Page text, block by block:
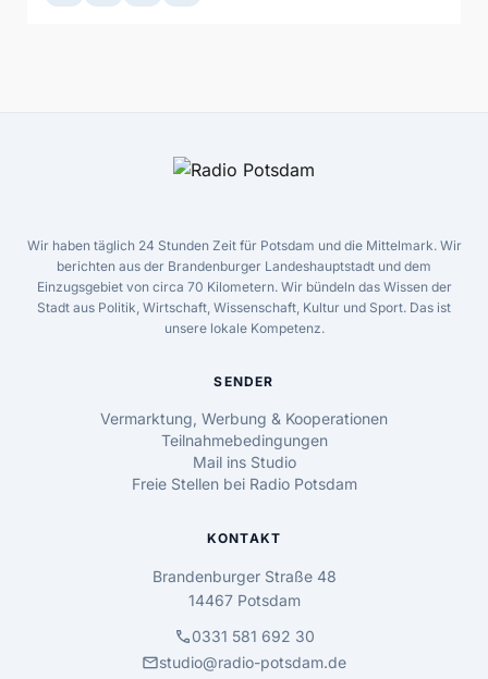
Wir haben täglich 24 Stunden Zeit für Potsdam und die Mittelmark. Wir
berichten aus der Brandenburger Landeshauptstadt und dem
Einzugsgebiet von circa 70 Kilometern. Wir bündeln das Wissen der
Stadt aus Politik, Wirtschaft, Wissenschaft, Kultur und Sport. Das ist
unsere lokale Kompetenz.
SENDER
Vermarktung, Werbung & Kooperationen
Teilnahmebedingungen
Mail ins Studio
Freie Stellen bei Radio Potsdam
KONTAKT
Brandenburger Straße 48
14467 Potsdam
call0331 581 692 30
mailstudio@radio-potsdam.de